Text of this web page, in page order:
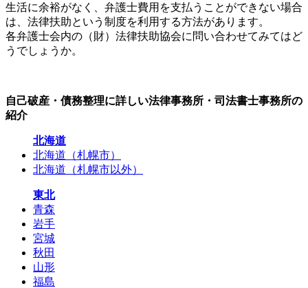
生活に余裕がなく、弁護士費用を支払うことができない場合
は、法律扶助という制度を利用する方法があります。
各弁護士会内の（財）法律扶助協会に問い合わせてみてはど
うでしょうか。
自己破産・債務整理に詳しい法律事務所・司法書士事務所の
紹介
北海道
北海道（札幌市）
北海道（札幌市以外）
東北
青森
岩手
宮城
秋田
山形
福島